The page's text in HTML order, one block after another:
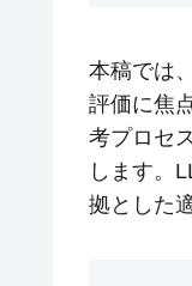
本稿では
評価に焦
考プロセ
します。
拠とした